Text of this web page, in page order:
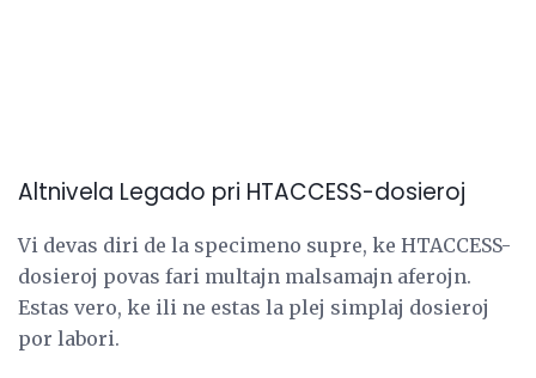
Altnivela Legado pri HTACCESS-dosieroj
Vi devas diri de la specimeno supre, ke HTACCESS-
dosieroj povas fari multajn malsamajn aferojn.
Estas vero, ke ili ne estas la plej simplaj dosieroj
por labori.